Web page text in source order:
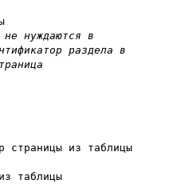
нуждаются в
раздела в
страницы из таблицы
таблицы